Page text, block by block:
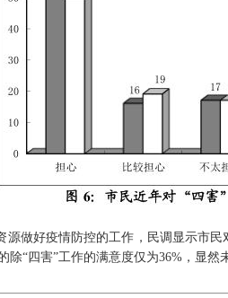
做好疫情防控的工作，民调显示市民
“四害”工作的满意度仅为36%，显然